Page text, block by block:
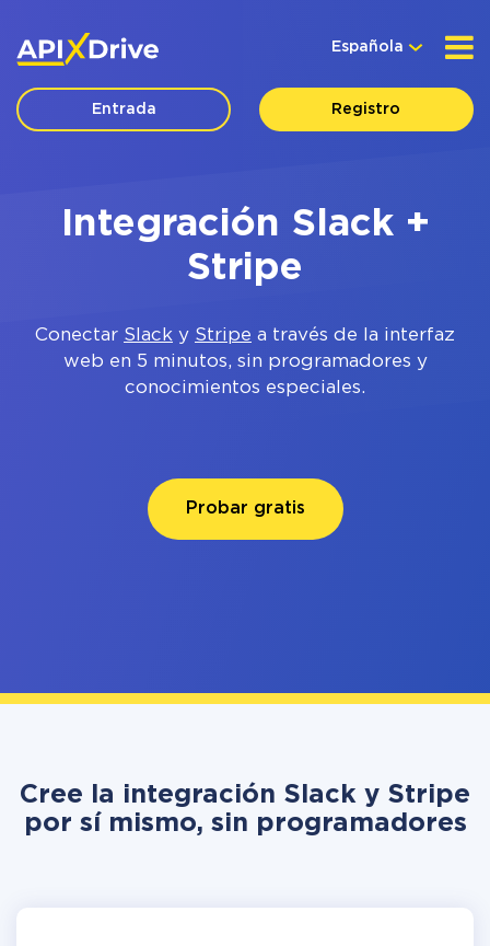
Española
Entrada Registro
Integración Slack +
Stripe
Conectar Slack y Stripe a través de la interfaz
web en 5 minutos, sin programadores y
conocimientos especiales.
Probar gratis
Cree la integración Slack y Stripe
por sí mismo, sin programadores